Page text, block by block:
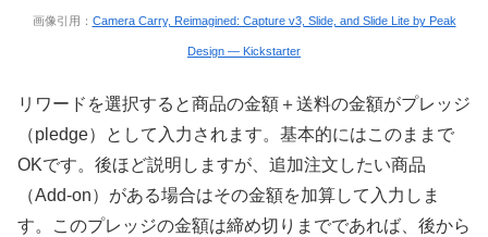
画像引用： Camera Carry, Reimagined: Capture v3, Slide, and Slide Lite by Peak
Design — Kickstarter
リワードを選択すると商品の金額＋送料の金額がプレッジ
（pledge）として入力されます。基本的にはこのままで
OKです。後ほど説明しますが、追加注文したい商品
（Add-on）がある場合はその金額を加算して入力しま
す。このプレッジの金額は締め切りまでであれば、後から